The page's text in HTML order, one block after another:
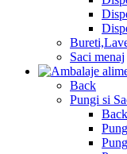
Saci menaj
Back
Pungi si
Back